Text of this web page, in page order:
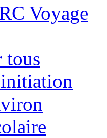
Voyage
tous